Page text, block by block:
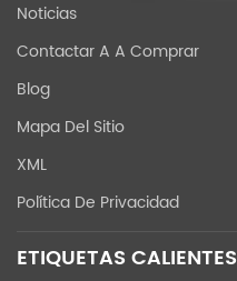
Noticias
Contactar A A Comprar
Blog
Mapa Del Sitio
XML
Política De Privacidad
ETIQUETAS CALIENTES